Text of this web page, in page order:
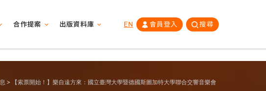
合作提案 出版資料庫 EN 會員登入 搜尋
【索票開始！】樂自遠方來：國立臺灣大學暨德國斯圖加特大學聯合交響音樂會